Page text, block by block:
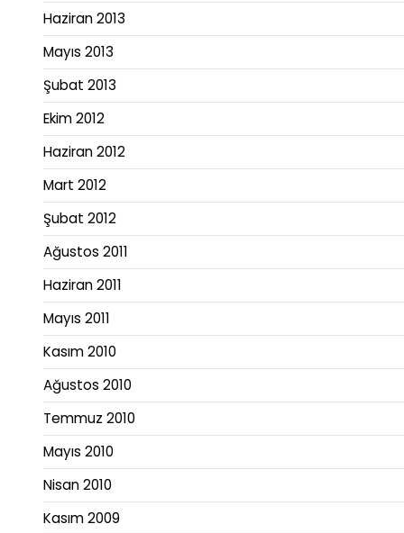
Haziran 2013
Mayıs 2013
Şubat 2013
Ekim 2012
Haziran 2012
Mart 2012
Şubat 2012
Ağustos 2011
Haziran 2011
Mayıs 2011
Kasım 2010
Ağustos 2010
Temmuz 2010
Mayıs 2010
Nisan 2010
Kasım 2009